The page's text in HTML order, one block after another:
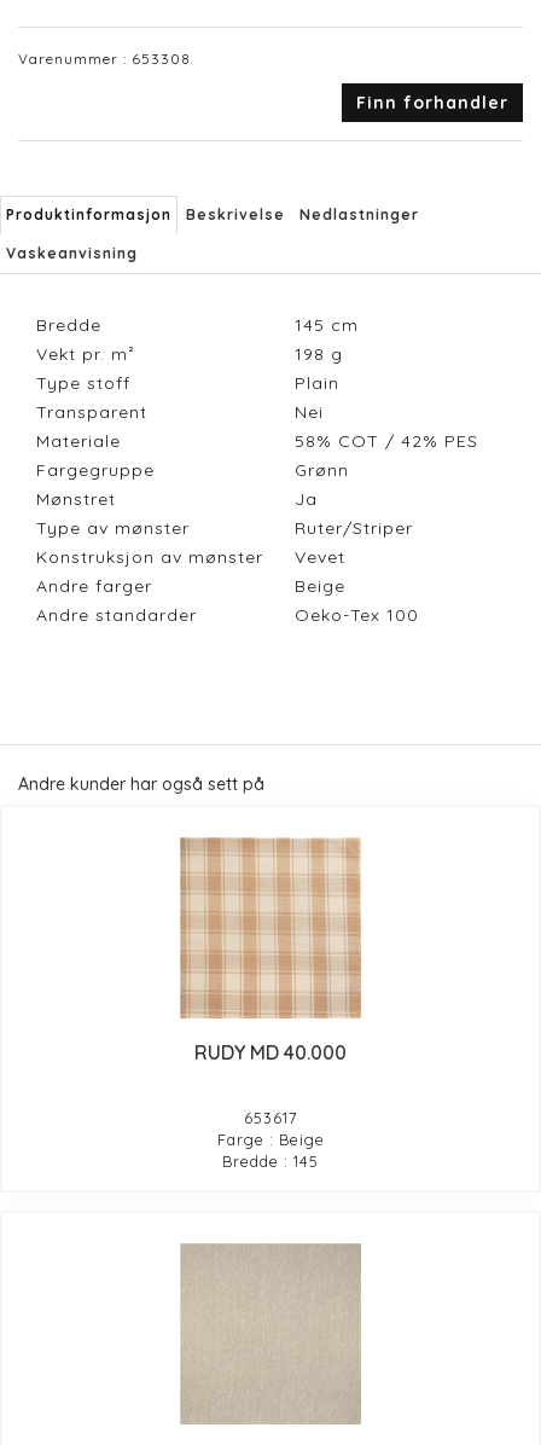
Varenummer : 653308
Finn forhandler
Produktinformasjon Beskrivelse Nedlastninger
Vaskeanvisning
Bredde 145 cm
Vekt pr. m²
198 g
Type stoff
Plain
Transparent
Nei
Materiale
58% COT / 42% PES
Fargegruppe
Grønn
Mønstret
Ja
Type av mønster
Ruter/Striper
Konstruksjon av mønster
Vevet
Andre farger
Beige
Andre standarder
Oeko-Tex 100
Andre kunder har også sett på
RUDY MD 40.000
653617
Farge : Beige
Bredde : 145